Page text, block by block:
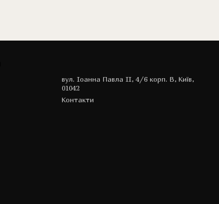
вул. Іоанна Павла II, 4/6 корп. В, Київ,
01042
Контакти